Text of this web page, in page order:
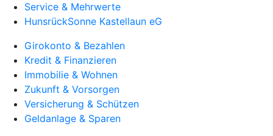
Service & Mehrwerte
HunsrückSonne Kastellaun eG
Girokonto & Bezahlen
Kredit & Finanzieren
Immobilie & Wohnen
Zukunft & Vorsorgen
Versicherung & Schützen
Geldanlage & Sparen